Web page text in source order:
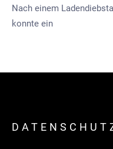
Nach einem
konnte ein